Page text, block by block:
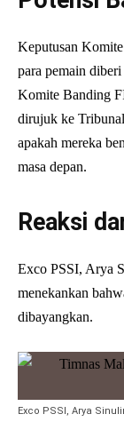
Keputusan
para pemain
Komite Banding
dirujuk ke
apakah mereka
masa depan.
Reaksi
Exco PSSI, Arya
menekankan
dibayangkan.
Exco PSSI, Arya